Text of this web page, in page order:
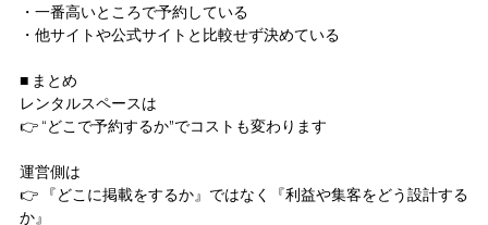
・一番高いところで予約している
・他サイトや公式サイトと比較せず決めている
■ まとめ
レンタルスペースは
👉 “どこで予約するか”でコストも変わります
運営側は
👉 『どこに掲載をするか』ではなく『利益や集客をどう設計する
か』